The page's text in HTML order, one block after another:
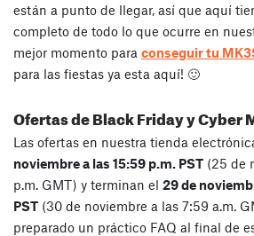
están a punto de llegar, así que aquí
completo de todo lo que ocurre en
mejor momento para conseguir tu
para las fiestas ya esta aquí! 🙂
Ofertas de Black Friday y Cyber
Las ofertas en nuestra tienda
noviembre a las 15:59 p.m. PST (25 de
p.m. GMT) y terminan el 29 de
PST (30 de noviembre a las 7:59 a.m.
preparado un práctico FAQ al final de